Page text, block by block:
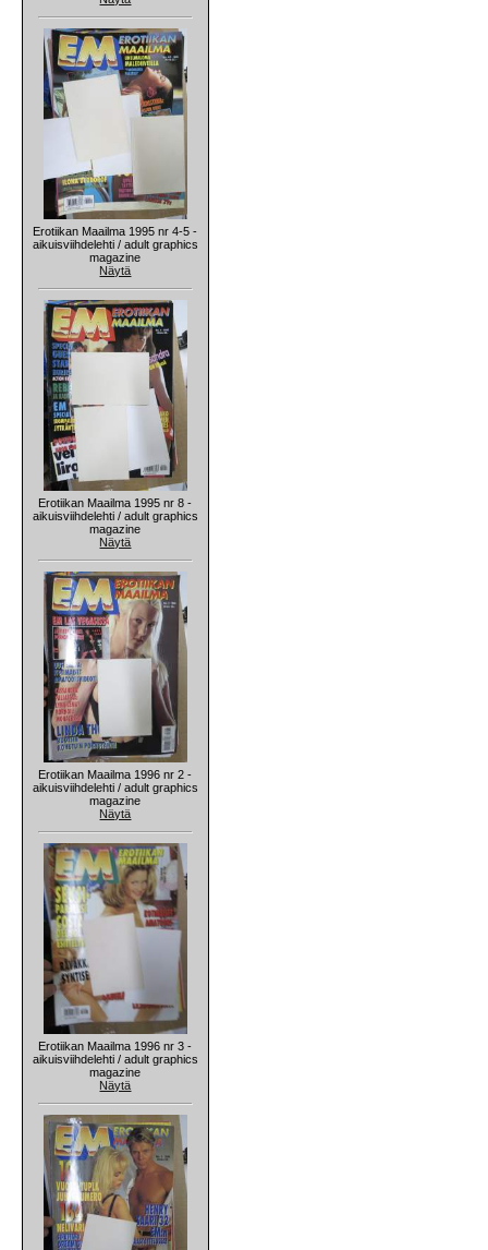
Erotiikan Maailma 1995 nr 4-5 -
aikuisviihdelehti / adult graphics
magazine
Näytä
Erotiikan Maailma 1995 nr 8 -
aikuisviihdelehti / adult graphics
magazine
Näytä
Erotiikan Maailma 1996 nr 2 -
aikuisviihdelehti / adult graphics
magazine
Näytä
Erotiikan Maailma 1996 nr 3 -
aikuisviihdelehti / adult graphics
magazine
Näytä